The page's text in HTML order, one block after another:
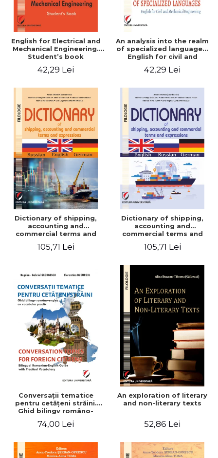
English for Electrical and
Mechanical Engineering.
Student’s book
42,29 Lei
An analysis into the realm
of specialized languages.
English for civil and
42,29 Lei
Dictionary of shipping,
accounting and
commercial terms and
English-German
105,71 Lei
Dictionary of shipping,
accounting and
commercial terms and
Russian – German
105,71 Lei
Conversaţii tematice
pentru cetăţeni străini.
Ghid bilingv româno-
practic/Conversation
Bilingual Romanian-English
guide with practical
74,00 Lei
An exploration of literary
and non-literary texts
52,86 Lei